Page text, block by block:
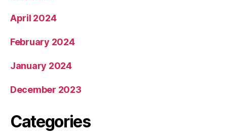
April 2024
February 2024
January 2024
December 2023
Categories